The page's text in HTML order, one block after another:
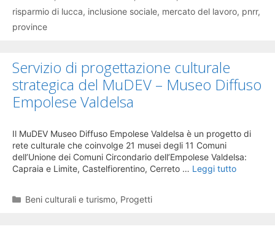
risparmio di lucca, inclusione sociale, mercato del lavoro, pnrr,
province
Servizio di progettazione culturale
strategica del MuDEV – Museo Diffuso
Empolese Valdelsa
Il MuDEV Museo Diffuso Empolese Valdelsa è un progetto di
rete culturale che coinvolge 21 musei degli 11 Comuni
dell’Unione dei Comuni Circondario dell’Empolese Valdelsa:
Capraia e Limite, Castelfiorentino, Cerreto … Leggi tutto
Categorie
Beni culturali e turismo, Progetti